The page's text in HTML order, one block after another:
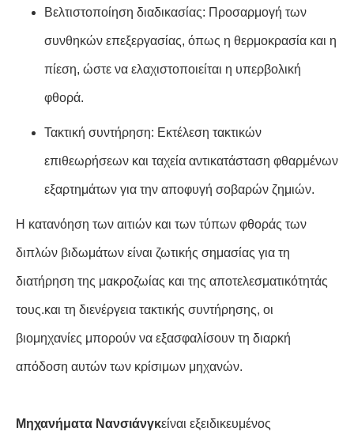
Βελτιστοποίηση διαδικασίας: Προσαρμογή των
συνθηκών επεξεργασίας, όπως η θερμοκρασία και η
πίεση, ώστε να ελαχιστοποιείται η υπερβολική
φθορά.
Τακτική συντήρηση: Εκτέλεση τακτικών
επιθεωρήσεων και ταχεία αντικατάσταση φθαρμένων
εξαρτημάτων για την αποφυγή σοβαρών ζημιών.
Η κατανόηση των αιτιών και των τύπων φθοράς των
διπλών βιδωμάτων είναι ζωτικής σημασίας για τη
διατήρηση της μακροζωίας και της αποτελεσματικότητάς
τους.και τη διενέργεια τακτικής συντήρησης, οι
βιομηχανίες μπορούν να εξασφαλίσουν τη διαρκή
απόδοση αυτών των κρίσιμων μηχανών.
Μηχανήματα Νανσιάνγκείναι εξειδικευμένος